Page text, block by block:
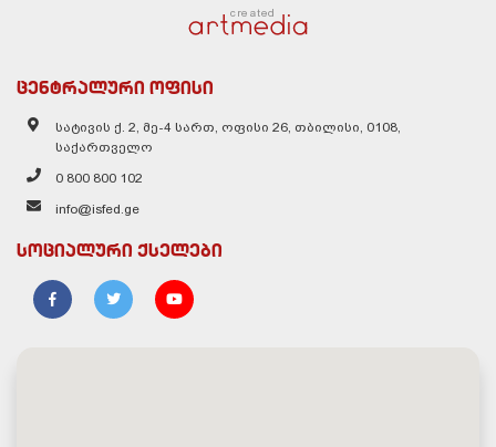
created
ცენტრალური ოფისი
სატივის ქ. 2, მე-4 სართ, ოფისი 26, თბილისი, 0108,
საქართველო
0 800 800 102
info@isfed.ge
სოციალური ქსელები